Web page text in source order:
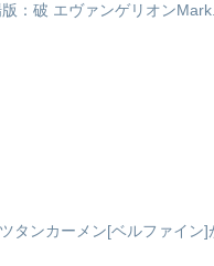
：破 エヴァンゲリオン
タンカーメン[ベルファイン]